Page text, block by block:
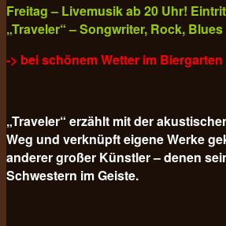
Freitag – Livemusik ab 20 Uhr!
„Traveler“ – Songwriter, Rock,
-> bei schönem Wetter im Biergarten
„Traveler“ erzählt mit der
Weg und verknüpft eigene Werke
anderer großer Künstler – denen
Schwestern im Geiste.